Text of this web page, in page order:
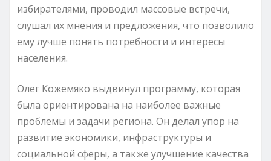
избирателями, проводил массовые встречи,
слушал их мнения и предложения, что позволило
ему лучше понять потребности и интересы
населения.
Олег Кожемяко выдвинул программу, которая
была ориентирована на наиболее важные
проблемы и задачи региона. Он делал упор на
развитие экономики, инфраструктуры и
социальной сферы, а также улучшение качества